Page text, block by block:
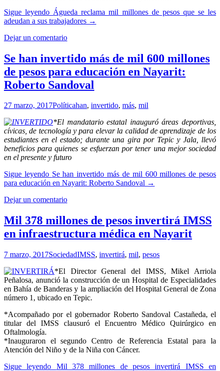
Sigue leyendo Águeda reclama mil millones de pesos que se les
adeudan a sus trabajadores →
Dejar un comentario
Se han invertido más de mil 600 millones
de pesos para educación en Nayarit:
Roberto Sandoval
27 marzo, 2017Políticahan, invertido, más, mil
*El mandatario estatal inauguró áreas deportivas,
cívicas, de tecnología y para elevar la calidad de aprendizaje de los
estudiantes en el estado; durante una gira por Tepic y Jala, llevó
beneficios para quienes se esfuerzan por tener una mejor sociedad
en el presente y futuro
Sigue leyendo Se han invertido más de mil 600 millones de pesos
para educación en Nayarit: Roberto Sandoval →
Dejar un comentario
Mil 378 millones de pesos invertirá IMSS
en infraestructura médica en Nayarit
7 marzo, 2017SociedadIMSS, invertirá, mil, pesos
*El Director General del IMSS, Mikel Arriola
Peñalosa, anunció la construcción de un Hospital de Especialidades
en Bahía de Banderas y la ampliación del Hospital General de Zona
número 1, ubicado en Tepic.
*Acompañado por el gobernador Roberto Sandoval Castañeda, el
titular del IMSS clausuró el Encuentro Médico Quirúrgico en
Oftalmología.
*Inauguraron el segundo Centro de Referencia Estatal para la
Atención del Niño y de la Niña con Cáncer.
Sigue leyendo Mil 378 millones de pesos invertirá IMSS en